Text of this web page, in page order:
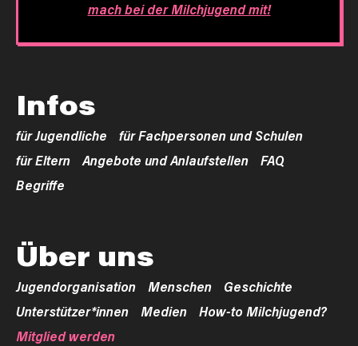
mach bei der Milchjugend mit!
Infos
für Jugendliche
für Fachpersonen und Schulen
für Eltern
Angebote und Anlaufstellen
FAQ
Begriffe
Über uns
Jugendorganisation Menschen
Geschichte
Unterstützer*innen
Medien
How-to Milchjugend?
Mitglied werden